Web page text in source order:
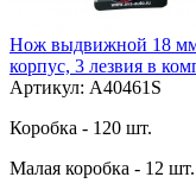
Нож выдвижной 18 мм
корпус, 3 лезвия в
Артикул: A40461S
Коробка - 120 шт.
Малая коробка - 12 шт.